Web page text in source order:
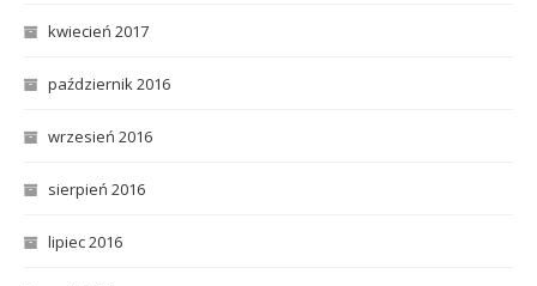
kwiecień 2017
październik 2016
wrzesień 2016
sierpień 2016
lipiec 2016